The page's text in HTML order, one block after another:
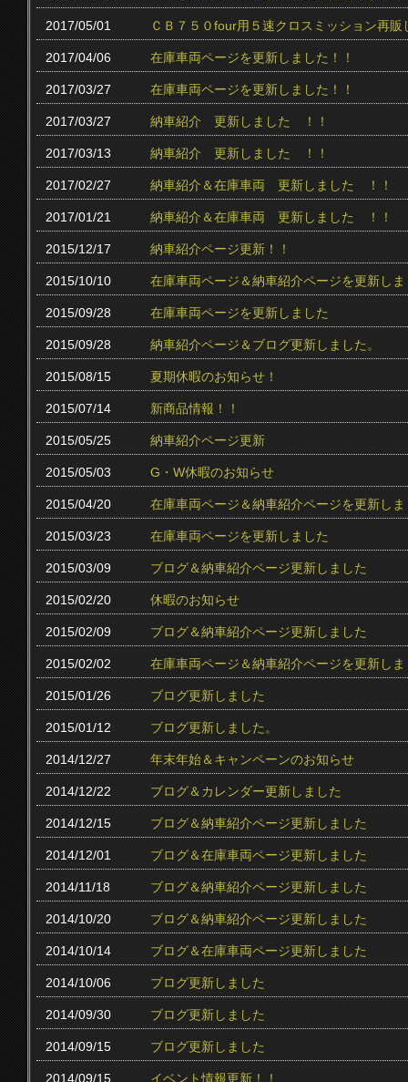
2017/05/01 ＣＢ７５０four用５速クロスミッション再販
2017/04/06 在庫車両ページを更新しました！！
2017/03/27 在庫車両ページを更新しました！！
2017/03/27 納車紹介 更新しました ！！
2017/03/13 納車紹介 更新しました ！！
2017/02/27 納車紹介＆在庫車両 更新しました ！！
2017/01/21 納車紹介＆在庫車両 更新しました ！！
2015/12/17 納車紹介ページ更新！！
2015/10/10 在庫車両ページ＆納車紹介ページを更新し
2015/09/28 在庫車両ページを更新しました
2015/09/28 納車紹介ページ＆ブログ更新しました。
2015/08/15 夏期休暇のお知らせ！
2015/07/14 新商品情報！！
2015/05/25 納車紹介ページ更新
2015/05/03 G・W休暇のお知らせ
2015/04/20 在庫車両ページ＆納車紹介ページを更新し
2015/03/23 在庫車両ページを更新しました
2015/03/09 ブログ＆納車紹介ページ更新しました
2015/02/20 休暇のお知らせ
2015/02/09 ブログ＆納車紹介ページ更新しました
2015/02/02 在庫車両ページ＆納車紹介ページを更新し
2015/01/26 ブログ更新しました
2015/01/12 ブログ更新しました。
2014/12/27 年末年始＆キャンペーンのお知らせ
2014/12/22 ブログ＆カレンダー更新しました
2014/12/15 ブログ＆納車紹介ページ更新しました
2014/12/01 ブログ＆在庫車両ページ更新しました
2014/11/18 ブログ＆納車紹介ページ更新しました
2014/10/20 ブログ＆納車紹介ページ更新しました
2014/10/14 ブログ＆在庫車両ページ更新しました
2014/10/06 ブログ更新しました
2014/09/30 ブログ更新しました
2014/09/15 ブログ更新しました
2014/09/15 イベント情報更新！！